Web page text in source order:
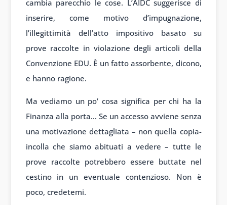
cambia parecchio le cose. L’AIDC suggerisce di
inserire, come motivo d’impugnazione,
l’illegittimità dell’atto impositivo basato su
prove raccolte in violazione degli articoli della
Convenzione EDU. È un fatto assorbente, dicono,
e hanno ragione.
Ma vediamo un po’ cosa significa per chi ha la
Finanza alla porta… Se un accesso avviene senza
una motivazione dettagliata – non quella copia-
incolla che siamo abituati a vedere – tutte le
prove raccolte potrebbero essere buttate nel
cestino in un eventuale contenzioso. Non è
poco, credetemi.